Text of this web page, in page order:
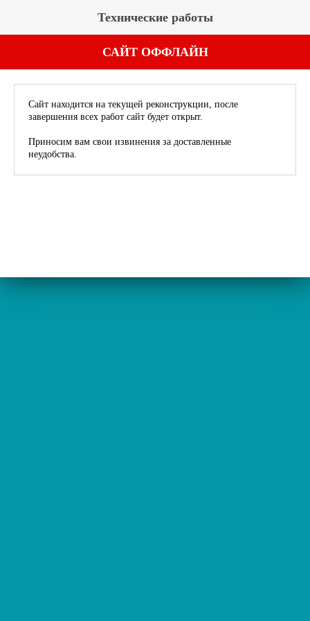
Технические работы
САЙТ ОФФЛАЙН
Сайт находится на текущей реконструкции, после
завершения всех работ сайт будет открыт.
Приносим вам свои извинения за доставленные
неудобства.